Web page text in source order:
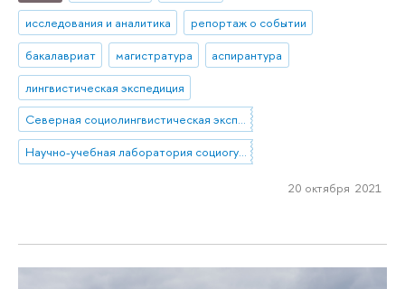
исследования и аналитика
репортаж о событии
бакалавриат
магистратура
аспирантура
лингвистическая экспедиция
Северная социолингвистическая экспедиция
Научно-учебная лаборатория социогуманитарных исследований Севера и Арктики
20 октября 2021